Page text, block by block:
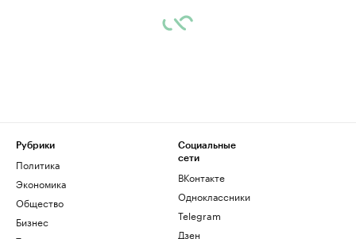
Рубрики
Политика
Экономика
Общество
Бизнес
Социальные
сети
ВКонтакте
Одноклассники
Telegram
Дзен